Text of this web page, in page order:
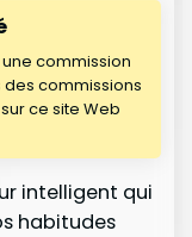
une commission
des commissions
ce site Web
intelligent qui
habitudes